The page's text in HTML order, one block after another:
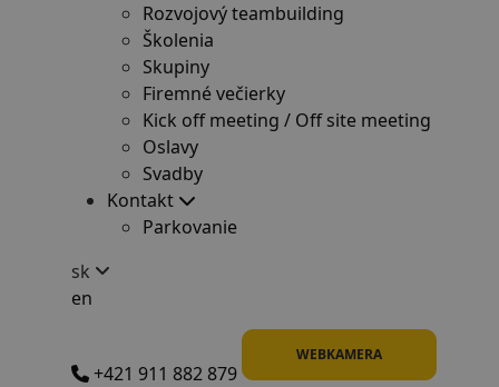
Rozvojový teambuilding
Školenia
Skupiny
Firemné večierky
Kick off meeting / Off site meeting
Oslavy
Svadby
Kontakt
Parkovanie
sk
en
+421 911 882 879
WEBKAMERA